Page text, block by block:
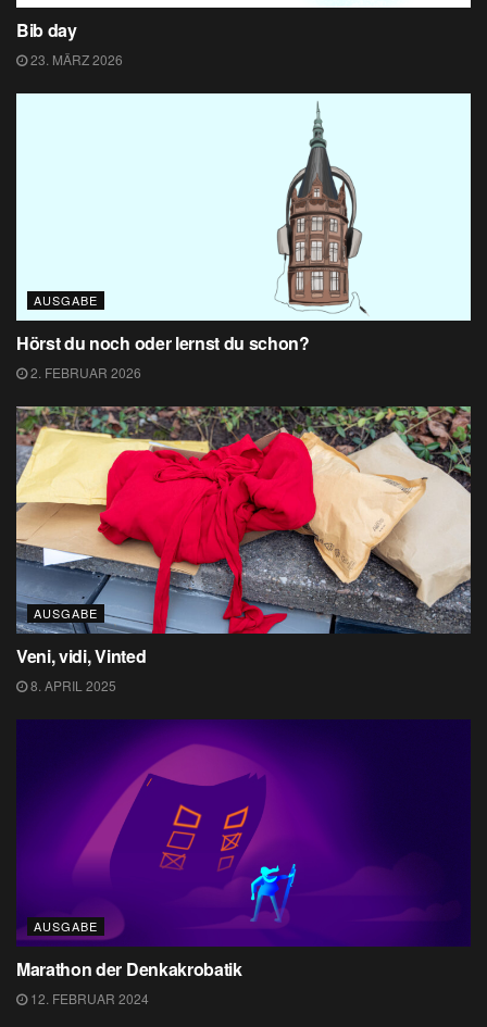
Bib day
23. MÄRZ 2026
AUSGABE
Hörst du noch oder lernst du schon?
2. FEBRUAR 2026
AUSGABE
Veni, vidi, Vinted
8. APRIL 2025
AUSGABE
Marathon der Denkakrobatik
12. FEBRUAR 2024